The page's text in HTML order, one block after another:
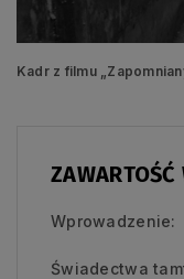
Kadr z filmu
ZAWARTOŚĆ
Wprowadzenie:
Świadectwa